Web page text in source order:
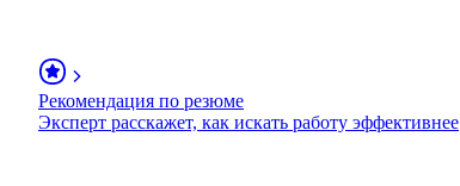
Рекомендация по резюме
Эксперт расскажет, как искать работу эффективнее